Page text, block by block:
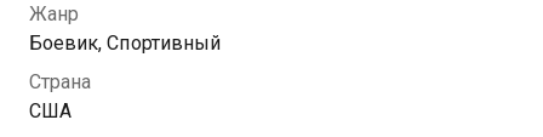
предлагает Слоану беспрецедентную сделку:
свободу в обмен на помощь в задержании Тонг По…
Жанр
Боевик, Спортивный
Страна
США